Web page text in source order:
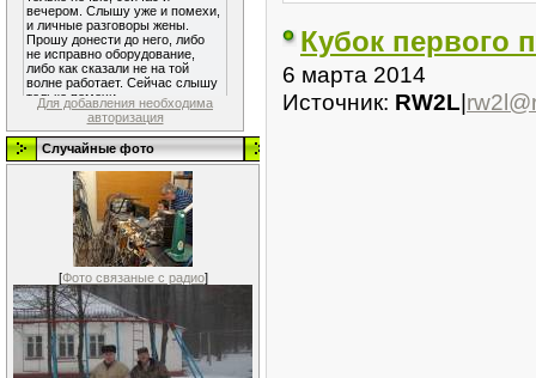
Для добавления необходима
авторизация
Случайные фото
[Фото связаные с радио]
Кубок первого
6 марта 2014
Источник: RW2L|